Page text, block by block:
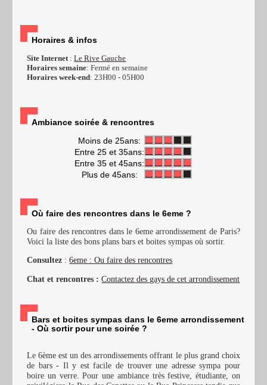
Horaires & infos
Site Internet :Le Rive Gauche
Horaires semaine: Fermé en semaine
Horaires week-end: 23H00 - 05H00
Ambiance soirée & rencontres
Moins de 25ans:
Entre 25 et 35ans:
Entre 35 et 45ans:
Plus de 45ans:
Où faire des rencontres dans le 6eme ?
Ou faire des rencontres dans le 6eme arrondissement de Paris?
Voici la liste des bons plans bars et boites sympas où sortir.
Consultez :6eme : Ou faire des rencontres
Chat et rencontres :Contactez des gays de cet arrondissement
Bars et boites sympas dans le 6eme arrondissement
- Où sortir pour une soirée ?
Le 6ème est un des arrondissements offrant le plus grand choix
de bars - Il y est facile de trouver une adresse sympa pour
boire un verre. Pour une ambiance très festive, étudiante, on